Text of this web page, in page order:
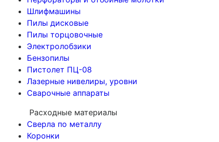
Шлифмашины
Пилы дисковые
Пилы торцовочные
Электролобзики
Бензопилы
Пистолет ПЦ-08
Лазерные нивелиры, уровни
Сварочные аппараты
Расходные материалы
Сверла по металлу
Коронки